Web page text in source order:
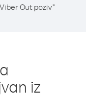
Out poziv"
iz